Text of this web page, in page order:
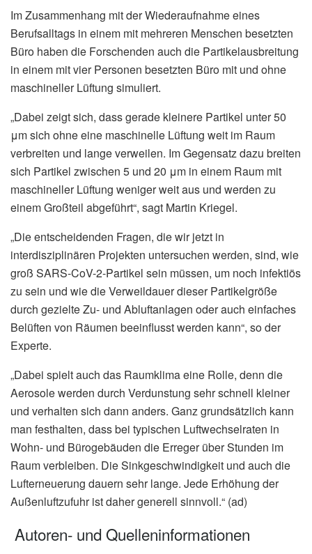
Im Zusammenhang mit der Wiederaufnahme eines
Berufsalltags in einem mit mehreren Menschen besetzten
Büro haben die Forschenden auch die Partikelausbreitung
in einem mit vier Personen besetzten Büro mit und ohne
maschineller Lüftung simuliert.
„Dabei zeigt sich, dass gerade kleinere Partikel unter 50
μm sich ohne eine maschinelle Lüftung weit im Raum
verbreiten und lange verweilen. Im Gegensatz dazu breiten
sich Partikel zwischen 5 und 20 μm in einem Raum mit
maschineller Lüftung weniger weit aus und werden zu
einem Großteil abgeführt“, sagt Martin Kriegel.
„Die entscheidenden Fragen, die wir jetzt in
interdisziplinären Projekten untersuchen werden, sind, wie
groß SARS-CoV-2-Partikel sein müssen, um noch infektiös
zu sein und wie die Verweildauer dieser Partikelgröße
durch gezielte Zu- und Abluftanlagen oder auch einfaches
Belüften von Räumen beeinflusst werden kann“, so der
Experte.
„Dabei spielt auch das Raumklima eine Rolle, denn die
Aerosole werden durch Verdunstung sehr schnell kleiner
und verhalten sich dann anders. Ganz grundsätzlich kann
man festhalten, dass bei typischen Luftwechselraten in
Wohn- und Bürogebäuden die Erreger über Stunden im
Raum verbleiben. Die Sinkgeschwindigkeit und auch die
Lufterneuerung dauern sehr lange. Jede Erhöhung der
Außenluftzufuhr ist daher generell sinnvoll.“ (ad)
Autoren- und Quelleninformationen